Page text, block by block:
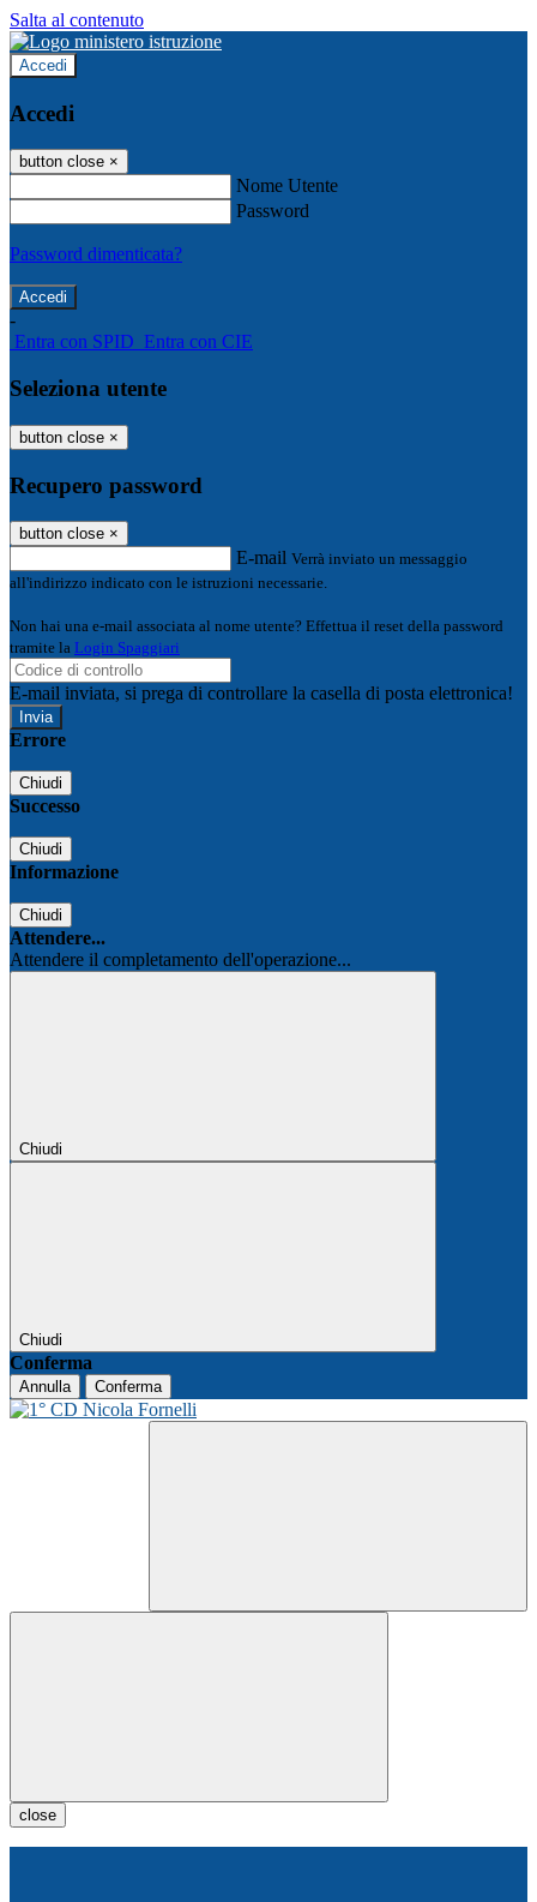
Salta al contenuto
Accedi
Accedi
button close ×
Nome Utente
Password
Password dimenticata?
-
Entra con SPID Entra con CIE
Seleziona utente
button close ×
Recupero password
button close ×
E-mail Verrà inviato un messaggio
all'indirizzo indicato con le istruzioni necessarie.
Non hai una e-mail associata al nome utente? Effettua il reset della password
tramite la Login Spaggiari
E-mail inviata, si prega di controllare la casella di posta elettronica!
Errore
Chiudi
Successo
Chiudi
Informazione
Chiudi
Attendere...
Attendere il completamento dell'operazione...
Chiudi
Chiudi
Conferma
Annulla Conferma
close